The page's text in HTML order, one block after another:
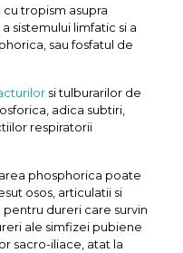
tropism asupra
sistemului limfatic si a
sau fosfatul de
si tulburarilor de
adica subtiri,
respiratorii
phosphorica poate
osos, articulatii si
dureri care survin
ale simfizei pubiene
sacro-iliace, atat la